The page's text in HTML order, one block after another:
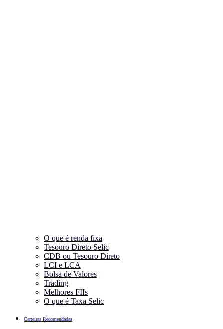
O que é renda fixa
Tesouro Direto Selic
CDB ou Tesouro Direto
LCI e LCA
Bolsa de Valores
Trading
Melhores FIIs
O que é Taxa Selic
Carteiras Recomendadas